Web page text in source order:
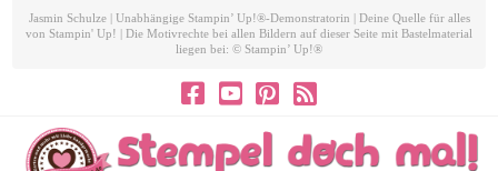
Jasmin Schulze | Unabhängige Stampin’ Up!®-Demonstratorin | Deine Quelle für alles
von Stampin' Up! | Die Motivrechte bei allen Bildern auf dieser Seite mit Bastelmaterial
liegen bei: © Stampin’ Up!®